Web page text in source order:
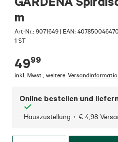
m
Art-Nr.: 9071649 | EAN:
1 ST
4999
inkl. Mwst. weitere
Online bestellen und
- Hauszustellung + € 4,98